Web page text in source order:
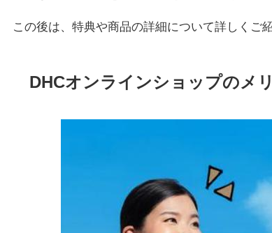
この後は、特典や商品の詳細について詳しくご
DHCオンラインショップのメ